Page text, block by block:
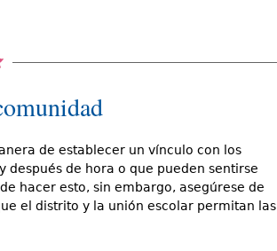
de establecer un vínculo con los
de hora o que pueden sentirse
hacer esto, sin embargo, asegúrese de
el distrito y la unión escolar permitan las